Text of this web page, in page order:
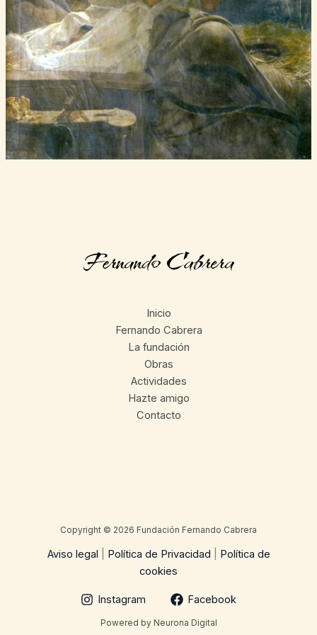
Inicio
Fernando Cabrera
La fundación
Obras
Actividades
Hazte amigo
Contacto
Copyright © 2026 Fundación Fernando Cabrera
Aviso legal Política de Privacidad
Política de
cookies
Instagram Facebook
Powered by Neurona Digital